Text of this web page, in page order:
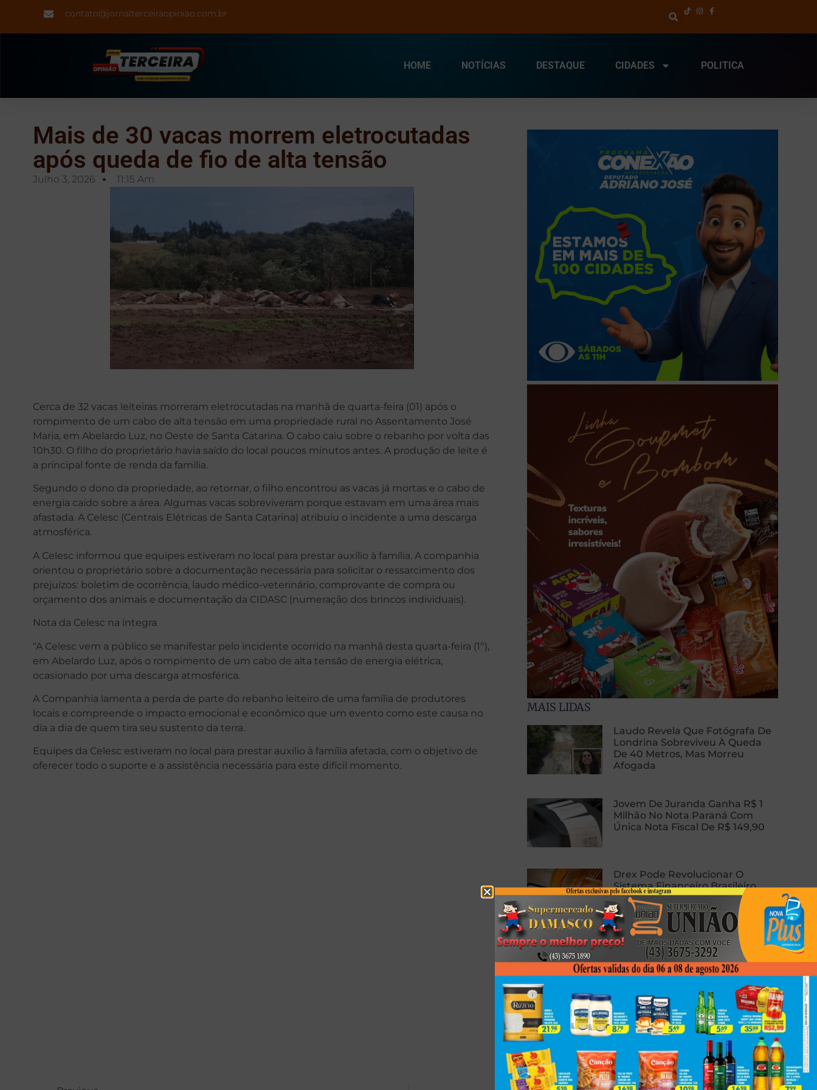
contato@jornalterceiraopiniao.com.br
HOME NOTÍCIAS DESTAQUE CIDADES POLITICA
Mais de 30 vacas morrem eletrocutadas
após queda de fio de alta tensão
Julho 3, 2026 11:15 Am
Cerca de 32 vacas leiteiras morreram eletrocutadas na manhã de quarta-feira (01) após o
rompimento de um cabo de alta tensão em uma propriedade rural no Assentamento José
Maria, em Abelardo Luz, no Oeste de Santa Catarina. O cabo caiu sobre o rebanho por volta das
10h30. O filho do proprietário havia saído do local poucos minutos antes. A produção de leite é
a principal fonte de renda da família.
Segundo o dono da propriedade, ao retornar, o filho encontrou as vacas já mortas e o cabo de
energia caído sobre a área. Algumas vacas sobreviveram porque estavam em uma área mais
afastada. A Celesc (Centrais Elétricas de Santa Catarina) atribuiu o incidente a uma descarga
atmosférica.
A Celesc informou que equipes estiveram no local para prestar auxílio à família. A companhia
orientou o proprietário sobre a documentação necessária para solicitar o ressarcimento dos
prejuízos: boletim de ocorrência, laudo médico-veterinário, comprovante de compra ou
orçamento dos animais e documentação da CIDASC (numeração dos brincos individuais).
Nota da Celesc na íntegra
“A Celesc vem a público se manifestar pelo incidente ocorrido na manhã desta quarta-feira (1º),
em Abelardo Luz, após o rompimento de um cabo de alta tensão de energia elétrica,
ocasionado por uma descarga atmosférica.
A Companhia lamenta a perda de parte do rebanho leiteiro de uma família de produtores
locais e compreende o impacto emocional e econômico que um evento como este causa no
dia a dia de quem tira seu sustento da terra.
Equipes da Celesc estiveram no local para prestar auxílio à família afetada, com o objetivo de
oferecer todo o suporte e a assistência necessária para este difícil momento.
MAIS LIDAS
Laudo Revela Que Fotógrafa De
Londrina Sobreviveu À Queda
De 40 Metros, Mas Morreu
Afogada
Jovem De Juranda Ganha R$ 1
Milhão No Nota Paraná Com
Única Nota Fiscal De R$ 149,90
Drex Pode Revolucionar O
Sistema Financeiro Brasileiro
Com Contratos Inteligentes,
Tokenização E Dinheiro
Programável
Homem Sofre Ataque Cardíaco
Durante Relação Sexual, Morre E
Caso Gera Batalha Judicial Por
Doação De Órgãos